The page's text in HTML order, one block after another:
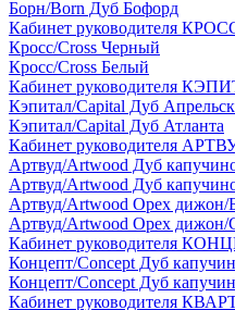
Борн/Born Дуб Бофорд
Кабинет руководителя
Кросс/Cross Черный
Кросс/Cross Белый
Кабинет руководителя
Кэпитал/Capital Дуб
Кэпитал/Capital Дуб Атланта
Кабинет руководителя
Артвуд/Artwood Дуб
Артвуд/Artwood Дуб
Артвуд/Artwood Орех дижон/
Артвуд/Artwood Орех дижон/
Кабинет руководителя
Концепт/Concept Дуб
Концепт/Concept Дуб
Кабинет руководителя